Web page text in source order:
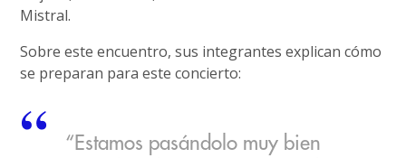
Mistral.
Sobre este encuentro, sus integrantes explican cómo
se preparan para este concierto:
“Estamos pasándolo muy bien